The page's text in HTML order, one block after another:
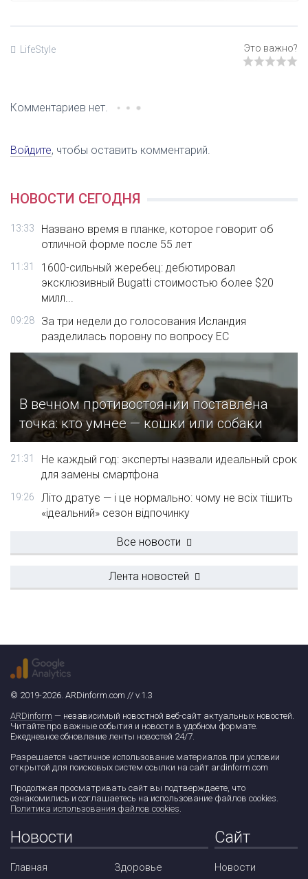
LifeStyle
Комментариев нет.
Войдите, чтобы оставить комментарий.
НОВОСТИ СЕГОДНЯ
13:33
Названо время в планке, которое говорит об
отличной форме после 55 лет
11:31
1600-сильный жеребец: дебютировал
эксклюзивный Bugatti стоимостью более $20
милл...
09:28
За три недели до голосования Исландия
разделилась поровну по вопросу ЕС
В вечном противостоянии поставлена
точка: кто умнее — кошки или собаки
21:31
Не каждый год: эксперты назвали идеальный срок
для замены смартфона
19:26
Літо дратує — і це нормально: чому не всіх тішить
«ідеальний» сезон відпочинку
Все новости
Лента новостей
© 2019-2026. ARDinform.com // v.1.3
ARDinform — независимый новостной веб-сайт актуальных новостей.
Читайте про важные события и новости в удобном формате.
Ежедневное обновление ленты новостей 24/7.
Разрешается частичное использование материалов при условии
открытой для поисковых систем ссылки на сайт ardinform.com
Продолжая просматривать сайт вы подтверждаете, что
ознакомились и соглашаетесь на использование файлов cookies.
Политика использования файлов cookies.
Новости
Главная Здоровье
Сайт
Новости